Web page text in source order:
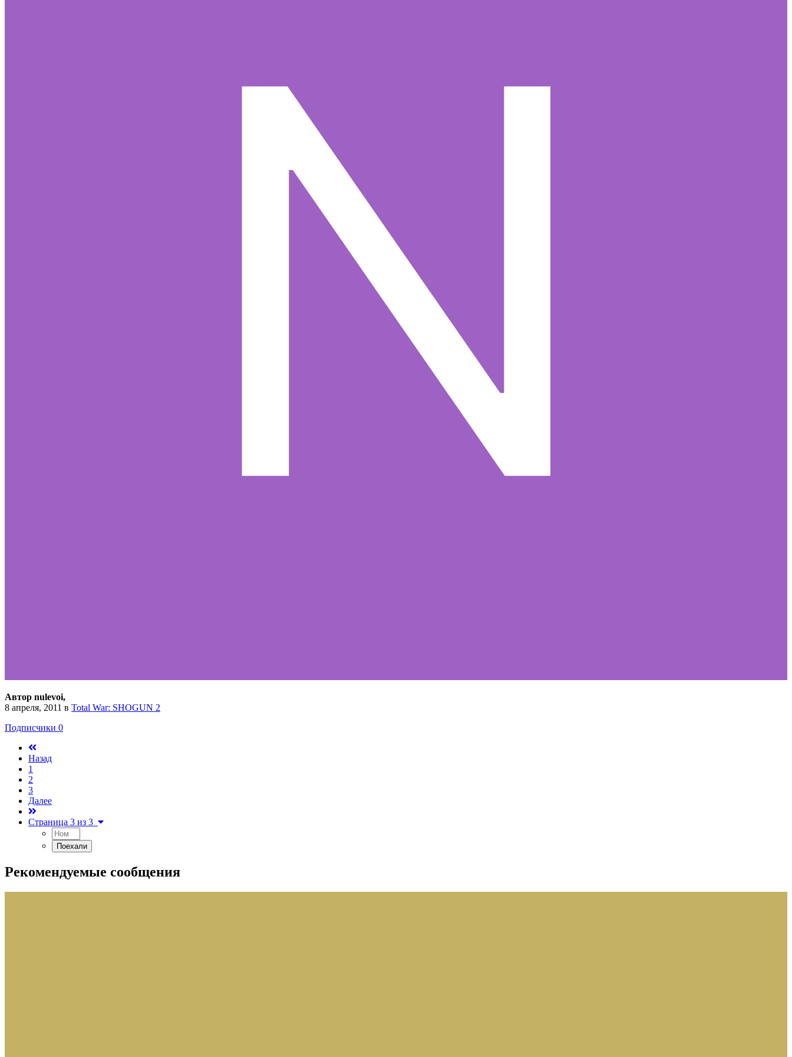
Автор nulevoi,
8 апреля, 2011 в Total War: SHOGUN 2
Подписчики 0
Назад
1
2
3
Далее
Страница 3 из 3
Рекомендуемые сообщения